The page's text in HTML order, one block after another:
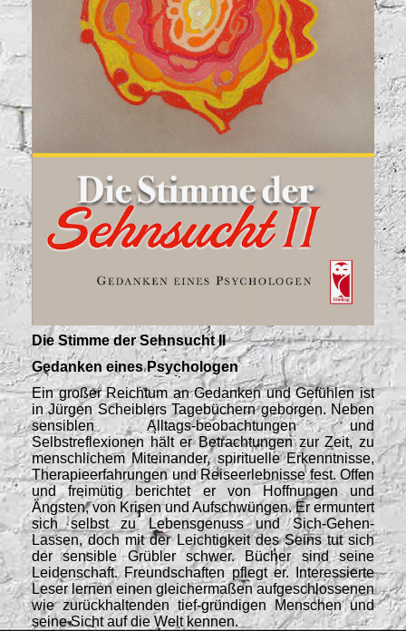
Die Stimme der Sehnsucht II
Gedanken eines Psychologen
Ein großer Reichtum an Gedanken und Gefühlen ist
in Jürgen Scheiblers Tagebüchern geborgen. Neben
sensiblen Alltags-beobachtungen und
Selbstreflexionen hält er Betrachtungen zur Zeit, zu
menschlichem Miteinander, spirituelle Erkenntnisse,
Therapieerfahrungen und Reiseerlebnisse fest. Offen
und freimütig berichtet er von Hoffnungen und
Ängsten, von Krisen und Aufschwüngen. Er ermuntert
sich selbst zu Lebensgenuss und Sich-Gehen-
Lassen, doch mit der Leichtigkeit des Seins tut sich
der sensible Grübler schwer. Bücher sind seine
Leidenschaft. Freundschaften pflegt er. Interessierte
Leser lernen einen gleichermaßen aufgeschlossenen
wie zurückhaltenden tief-gründigen Menschen und
seine Sicht auf die Welt kennen.